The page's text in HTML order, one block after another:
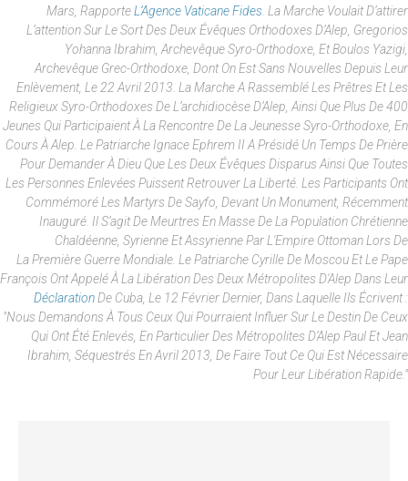
Mars, RapporteL’Agence Vaticane Fides . La Marche Voulait D’attirer
L’attention Sur Le Sort Des Deux Évêques Orthodoxes D’Alep, Gregorios
Yohanna Ibrahim, Archevêque Syro-Orthodoxe, Et Boulos Yazigi,
Archevêque Grec-Orthodoxe, Dont On Est Sans Nouvelles Depuis Leur
Enlèvement, Le 22 Avril 2013. La Marche A Rassemblé Les Prêtres Et Les
Religieux Syro-Orthodoxes De L’archidiocèse D’Alep, Ainsi Que Plus De 400
Jeunes Qui Participaient À La Rencontre De La Jeunesse Syro-Orthodoxe, En
Cours À Alep. Le Patriarche Ignace Ephrem II A Présidé Un Temps De Prière
Pour Demander À Dieu Que Les Deux Évêques Disparus Ainsi Que Toutes
Les Personnes Enlevées Puissent Retrouver La Liberté. Les Participants Ont
Commémoré Les Martyrs De Sayfo, Devant Un Monument, Récemment
Inauguré. Il S’agit De Meurtres En Masse De La Population Chrétienne
Chaldéenne, Syrienne Et Assyrienne Par L'Empire Ottoman Lors De
La Première Guerre Mondiale. Le Patriarche Cyrille De Moscou Et Le Pape
François Ont Appelé À La Libération Des Deux Métropolites D'Alep Dans Leur
DéclarationDe Cuba, Le 12 Février Dernier, Dans Laquelle Ils Écrivent :
"Nous Demandons À Tous Ceux Qui Pourraient Influer Sur Le Destin De Ceux
Qui Ont Été Enlevés, En Particulier Des Métropolites D’Alep Paul Et Jean
Ibrahim, Séquestrés En Avril 2013, De Faire Tout Ce Qui Est Nécessaire
Pour Leur Libération Rapide."